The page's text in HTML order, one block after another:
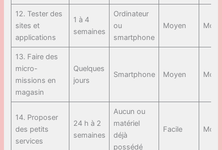
12. Tester des
sites et
applications
1 à 4
semaines
Ordinateur
ou
smartphone
Moyen
13. Faire des
micro-
missions en
magasin
Quelques
jours
Smartphone Moyen
14. Proposer
des petits
services
24 h à 2
semaines
Aucun ou
matériel
déjà
possédé
Facile